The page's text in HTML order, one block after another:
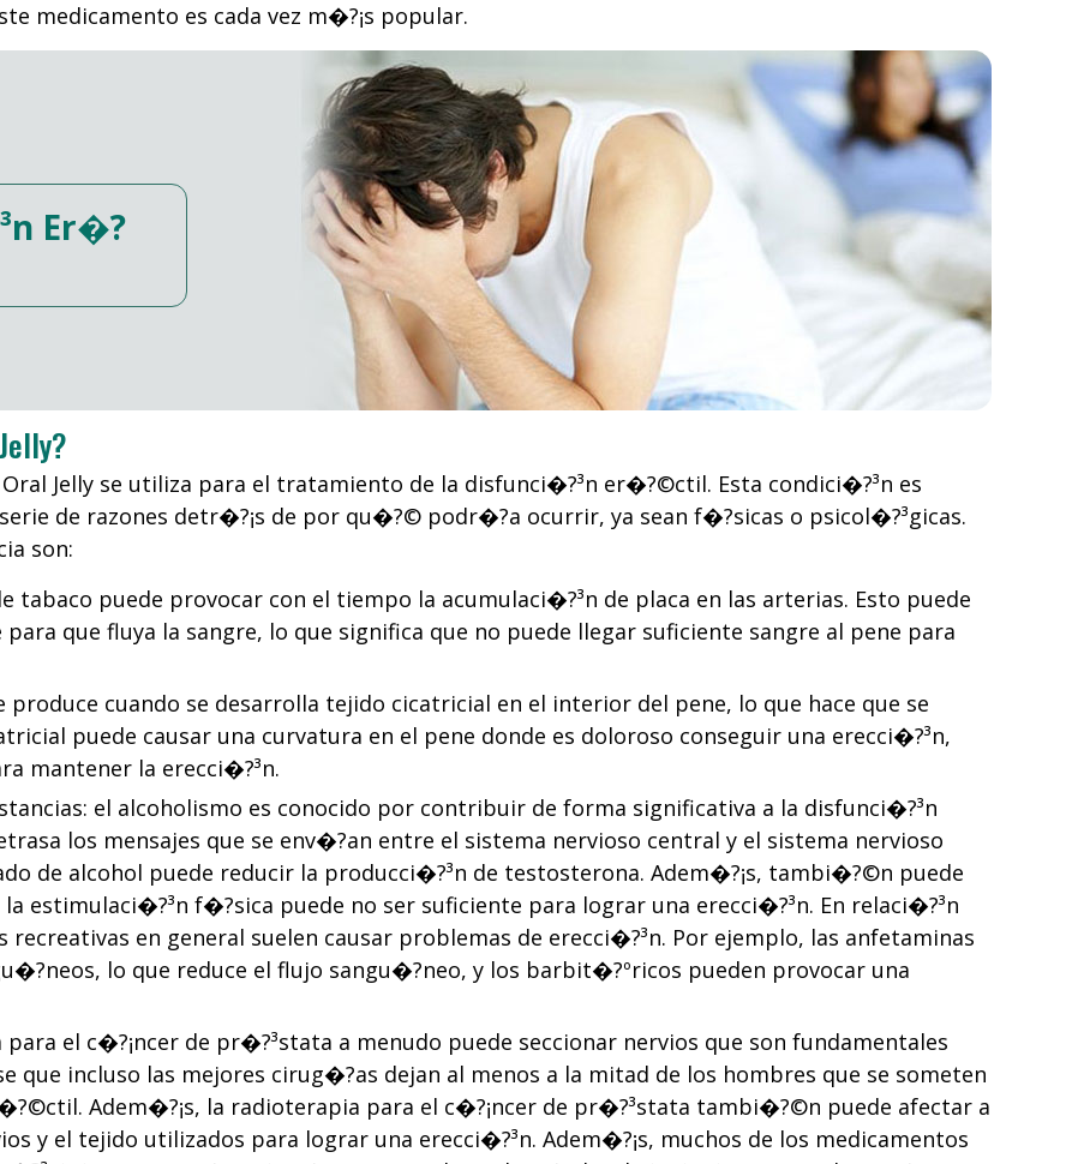
medicamento es cada vez m�?¡s popular.
Er�?
Jelly se utiliza para el tratamiento de la disfunci�?³n er�?©ctil. Esta condici�?³n es
de razones detr�?¡s de por qu�?© podr�?­a ocurrir, ya sean f�?­sicas o psicol�?³gicas.
son:
tabaco puede provocar con el tiempo la acumulaci�?³n de placa en las arterias. Esto puede
que fluya la sangre, lo que significa que no puede llegar suficiente sangre al pene para
produce cuando se desarrolla tejido cicatricial en el interior del pene, lo que hace que se
puede causar una curvatura en el pene donde es doloroso conseguir una erecci�?³n,
mantener la erecci�?³n.
el alcoholismo es conocido por contribuir de forma significativa a la disfunci�?³n
los mensajes que se env�?­an entre el sistema nervioso central y el sistema nervioso
de alcohol puede reducir la producci�?³n de testosterona. Adem�?¡s, tambi�?©n puede
estimulaci�?³n f�?­sica puede no ser suficiente para lograr una erecci�?³n. En relaci�?³n
en general suelen causar problemas de erecci�?³n. Por ejemplo, las anfetaminas
lo que reduce el flujo sangu�?­neo, y los barbit�?ºricos pueden provocar una
el c�?¡ncer de pr�?³stata a menudo puede seccionar nervios que son fundamentales
que incluso las mejores cirug�?­as dejan al menos a la mitad de los hombres que se someten
Adem�?¡s, la radioterapia para el c�?¡ncer de pr�?³stata tambi�?©n puede afectar a
y el tejido utilizados para lograr una erecci�?³n. Adem�?¡s, muchos de los medicamentos